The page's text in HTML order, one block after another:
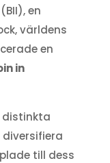
en
världens
en
in
distinkta
till dess